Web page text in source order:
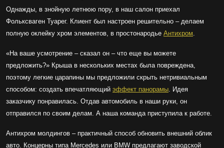
Однажды, в знойную летнюю пору, в наш салон приехал
Фольксваген Туарег. Клиент был настроен решительно – делаем
полную оклейку хром элементов, в простонародье Антихром
«На ваше усмотрение – сказал он – что еще вы можете
предложить?» Крыша в нескольких местах была повреждена,
поэтому легкие царапины мы предложили скрыть нетривиальным
способом: создать впечатляющий эффект панорамы . Идея
заказчику понравилась. Отдав автомобиль в наши руки, он
отправился по своим делам. А наша команда приступила к работе.
Антихром молдингов – практичный способ обновить внешний облик
авто. Концерны типа Mercedes или BMW предлагают заводской